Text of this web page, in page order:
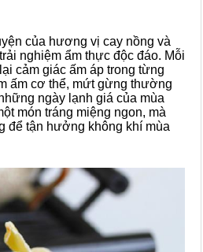
của hương vị cay nồng và
nghiệm ẩm thực độc đáo. Mỗi
cảm giác ấm áp trong từng
ấm cơ thể, mứt gừng thường
ngày lạnh giá của mùa
món tráng miệng ngon, mà
để tận hưởng không khí mùa